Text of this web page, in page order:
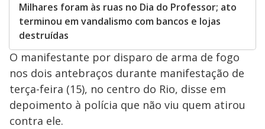
Milhares foram às ruas no Dia do Professor; ato
terminou em vandalismo com bancos e lojas
destruídas
O manifestante por disparo de arma de fogo
nos dois antebraços durante manifestação de
terça-feira (15), no centro do Rio, disse em
depoimento à polícia que não viu quem atirou
contra ele.